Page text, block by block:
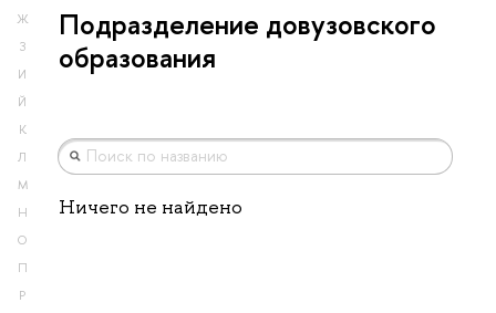
Ж
З
И
Й
К
Л
М
Н
О
П
Р
Подразделение довузовского
образования
Ничего не найдено